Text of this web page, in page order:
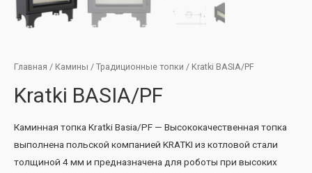
Главная / Камины / Традиционные топки / Kratki BASIA/PF
Kratki BASIA/PF
Каминная топка Kratki Basia/PF — Высококачественная топка
выполнена польской компанией KRATKI из котловой стали
толщиной 4 мм и предназначена для роботы при высоких